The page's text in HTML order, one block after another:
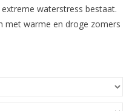
waterstress bestaat.
met warme en droge zomers